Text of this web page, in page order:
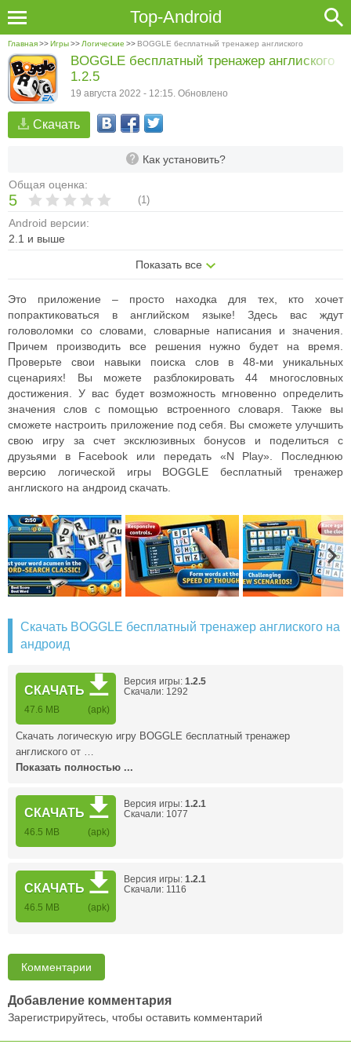
Top-Android
Главная>>Игры>> Логические >> BOGGLE бесплатный тренажер англиского
Скачать
Как установить?
Общая оценка:
5 (1)
Android версии:
2.1 и выше
Показать все
BOGGLE бесплатный тренажер англиского
1.2.5
19 августа 2022 - 12:15. Обновлено
Это приложение – просто находка для тех, кто хочет
попрактиковаться в английском языке! Здесь вас ждут
головоломки со словами, словарные написания и значения.
Причем производить все решения нужно будет на время.
Проверьте свои навыки поиска слов в 48-ми уникальных
сценариях! Вы можете разблокировать 44 многословных
достижения. У вас будет возможность мгновенно определить
значения слов с помощью встроенного словаря. Также вы
сможете настроить приложение под себя. Вы сможете улучшить
свою игру за счет эксклюзивных бонусов и поделиться с
друзьями в Facebook или передать «N Play». Последнюю
версию логической игры BOGGLE бесплатный тренажер
англиского на андроид скачать.
Скачать BOGGLE бесплатный тренажер англиского на
андроид
СКАЧАТЬ
47.6 MB (apk)
Версия игры: 1.2.5
Скачали: 1292
Скачать логическую игру BOGGLE бесплатный тренажер
англиского от …
Показать полностью ...
СКАЧАТЬ
46.5 MB (apk)
Версия игры: 1.2.1
Скачали: 1077
СКАЧАТЬ
46.5 MB (apk)
Версия игры: 1.2.1
Скачали: 1116
Комментарии
Добавление комментария
Зарегистрируйтесь, чтобы оставить комментарий